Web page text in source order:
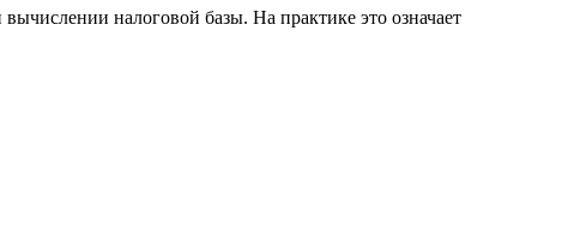
налоговой базы. На практике это означает